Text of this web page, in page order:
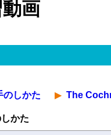
画
のしかた The
かた